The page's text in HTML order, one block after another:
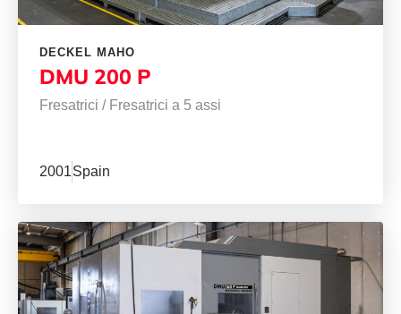
DECKEL MAHO
DMU 200 P
Fresatrici / Fresatrici a 5 assi
2001Spain